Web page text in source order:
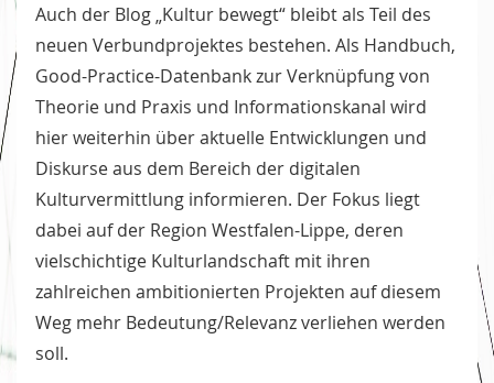
Auch der Blog „Kultur bewegt“ bleibt als Teil des
neuen Verbundprojektes bestehen. Als Handbuch,
Good-Practice-Datenbank zur Verknüpfung von
Theorie und Praxis und Informationskanal wird
hier weiterhin über aktuelle Entwicklungen und
Diskurse aus dem Bereich der digitalen
Kulturvermittlung informieren. Der Fokus liegt
dabei auf der Region Westfalen-Lippe, deren
vielschichtige Kulturlandschaft mit ihren
zahlreichen ambitionierten Projekten auf diesem
Weg mehr Bedeutung/Relevanz verliehen werden
soll.